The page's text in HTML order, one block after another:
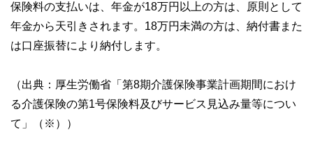
保険料の支払いは、年金が18万円以上の方は、原則として
年金から天引きされます。18万円未満の方は、納付書また
は口座振替により納付します。
（出典：厚生労働省「第8期介護保険事業計画期間におけ
る介護保険の第1号保険料及びサービス見込み量等につい
て」（※））